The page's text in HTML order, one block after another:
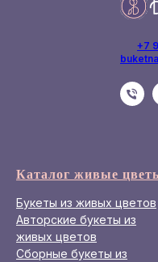
+7
Каталог живые
Букеты из живых цветов
Авторские букеты из
живых цветов
Сборные букеты из